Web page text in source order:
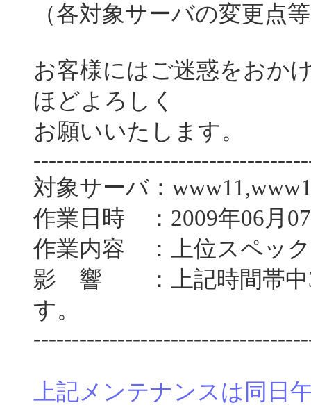
（各対象サーバの変更点
お客様にはご迷惑をおか
ほどよろしく
お願いいたします。
対象サーバ：
作業日時 ：2009年06月
作業内容 ：上位スペッ
影 響 ：上記時間帯中3
す。
上記メンテナンスは同日